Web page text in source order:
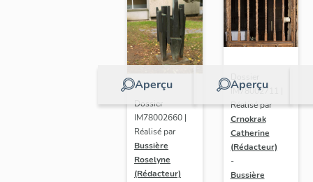
Aperçu
Dossier
IM78002660 |
Réalisé par
Bussière
Roselyne
(Rédacteur)
Aperçu
IM78002711 |
Réalisé par
Crnokrak
Catherine
(Rédacteur)
-
Bussière